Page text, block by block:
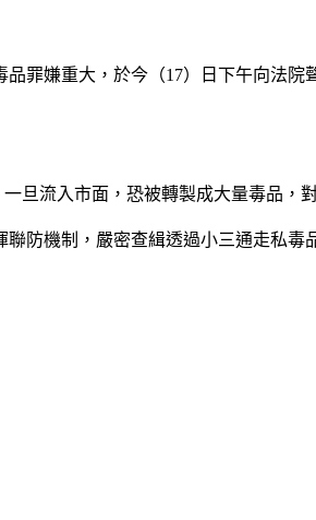
罪嫌重大，於今（17）日下午向法院
旦流入市面，恐被轉製成大量毒品，
防機制，嚴密查緝透過小三通走私